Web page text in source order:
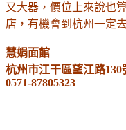
又大器，價位上來說也
店，有機會到杭州一定
慧娟面館
杭州市江干區望江路130
0571-87805323